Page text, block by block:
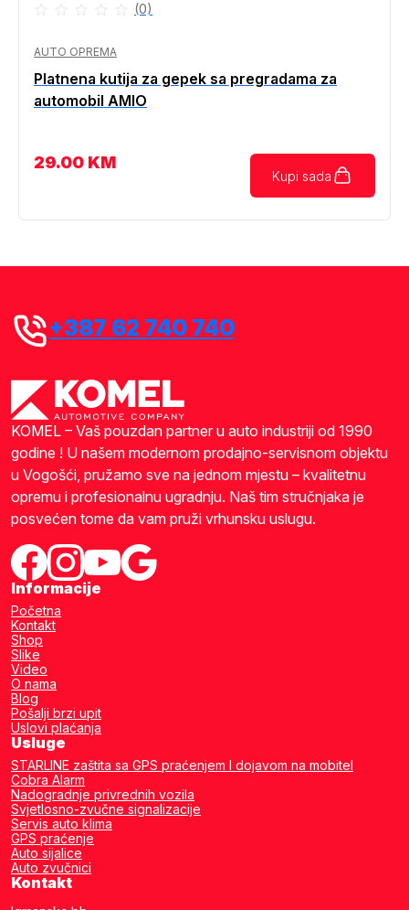
(0)
AUTO OPREMA
Platnena kutija za gepek sa pregradama za
automobil AMIO
29.00 KM
Kupi sada
+387 62 740 740
KOMEL – Vaš pouzdan partner u auto industriji od 1990
godine ! U našem modernom prodajno-servisnom objektu
u Vogošći, pružamo sve na jednom mjestu – kvalitetnu
opremu i profesionalnu ugradnju. Naš tim stručnjaka je
posvećen tome da vam pruži vrhunsku uslugu.
Informacije
Početna
Kontakt
Shop
Slike
Video
O nama
Blog
Pošalji brzi upit
Uslovi plaćanja
Usluge
STARLINE zaštita sa GPS praćenjem I dojavom na mobitel
Cobra Alarm
Nadogradnje privrednih vozila
Svjetlosno-zvučne signalizacije
Servis auto klima
GPS praćenje
Auto sijalice
Auto zvučnici
Kontakt